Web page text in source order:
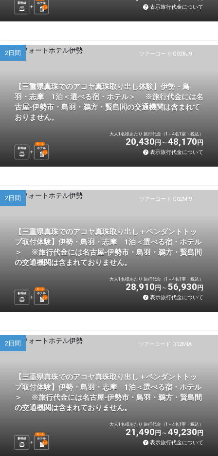
新幹線
ホテル
1 泊 表示旅行代金について
ツアーコード Q028J9
2日間
【三重県真珠でのアコヤ真珠取り出し体験】伊勢・鳥
羽・志摩 1泊＜選べる宿・ホテル＞ ※旅行代金には名
古屋-伊勢市・鳥羽・鵜方・賢島間の交通機関は含まれて
おりません。
新幹線 ホテル
選べる
1 泊
大人1名様あたり 旅行代金（1～4名1室・税込）
20,430 円 48,170 円
表示旅行代金について
ツアーコード Q02MI9
2日間
【三重県真珠でのアコヤ真珠取り出し＋ペンダントトッ
プ取付体験】伊勢・鳥羽・志摩 1泊＜選べる宿・ホテル
＞ ※旅行代金には名古屋-伊勢市・鳥羽・鵜方・賢島間
の交通機関は含まれておりません。
新幹線 ホテル
選べる
1 泊
大人1名様あたり 旅行代金（1～4名1室・税込）
28,910 円 56,930 円
表示旅行代金について
ツアーコード Q02MIA
2日間
【三重県真珠でのアコヤ真珠取り出し＋ペンダントトッ
プ取付体験】伊勢・鳥羽・志摩 1泊＜選べる宿・ホテル
＞ ※旅行代金には名古屋-伊勢市・鳥羽・鵜方・賢島間
の交通機関は含まれておりません。
新幹線 ホテル
選べる
1 泊
大人1名様あたり 旅行代金（1～4名1室・税込）
21,490 円 49,230 円
表示旅行代金について